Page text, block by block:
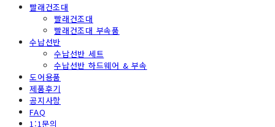
빨래건조대
빨래건조대
빨래건조대 부속품
수납선반
수납선반 세트
수납선반 하드웨어 & 부속
도어용품
제품후기
공지사항
FAQ
1:1문의